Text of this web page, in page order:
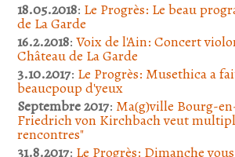
18.05.2018: Le Progrès: Le beau
de La Garde
16.2.2018: Voix de l'Ain: Concert
Château de La Garde
3.10.2017: Le Progrès: Musethica a
beaucpoup d'yeux
Septembre 2017: Ma(g)ville Bourg-
Friedrich von Kirchbach veut
rencontres"
31.8.2017: Le Progrès: Dimanche